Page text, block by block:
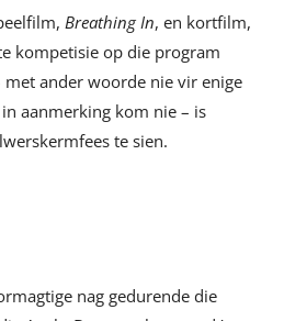
Breathing In, en kortfilm,
kompetisie op die program
met ander woorde nie vir enige
aanmerking kom nie – is
te sien.
nag gedurende die